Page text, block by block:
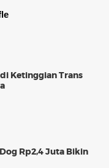
Ketinggian Trans
Rp2,4 Juta Bikin